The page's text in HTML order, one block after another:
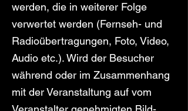
werden, die in weiterer Folge
verwertet werden (Fernseh- und
Radioübertragungen, Foto, Video,
Audio etc.). Wird der Besucher
während oder im Zusammenhang
mit der Veranstaltung auf vom